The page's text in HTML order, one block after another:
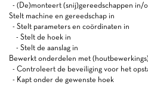
- (De)monteert (snij)gereedschappen in/
Stelt machine en gereedschap in
- Stelt parameters en coördinaten in
- Stelt de hoek in
- Stelt de aanslag in
Bewerkt onderdelen met
- Controleert de beveiliging voor het
- Kapt onder de gewenste hoek